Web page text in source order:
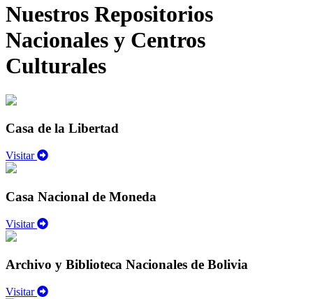
Nuestros Repositorios
Nacionales y Centros
Culturales
Casa de la Libertad
Visitar
Casa Nacional de Moneda
Visitar
Archivo y Biblioteca Nacionales de Bolivia
Visitar